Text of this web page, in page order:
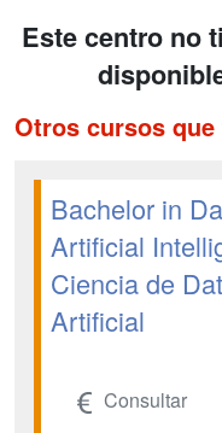
Este centro no
Otros cursos
Bachelor in
Artificial
Ciencia de
Artificial
Consultar